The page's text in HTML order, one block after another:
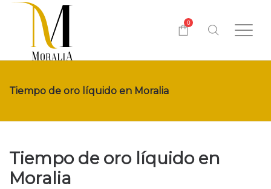
0
Tiempo de oro líquido en Moralia
Tiempo de oro líquido en
Moralia